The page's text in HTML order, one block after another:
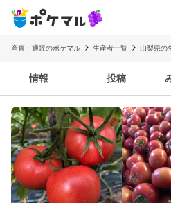
産直・通販のポケマル 生産者一覧 山梨県の
情報 投稿